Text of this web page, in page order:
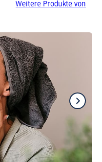
Weitere Produkte von